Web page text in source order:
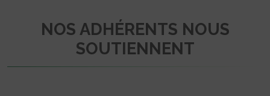
NOS ADHÉRENTS NOUS
SOUTIENNENT